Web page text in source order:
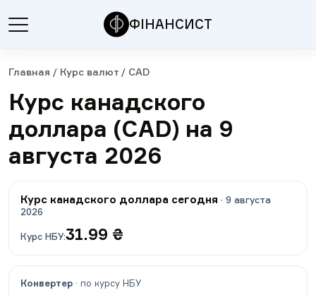
ФІНАНСИСТ
Главная / Курс валют / CAD
Курс канадского
доллара (CAD) на 9
августа 2026
Курс канадского доллара сегодня · 9 августа
2026
Курс НБУ:31.99 ₴
Конвертер · по курсу НБУ